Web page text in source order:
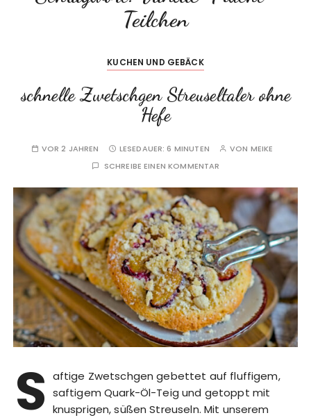
Teilchen
KUCHEN UND GEBÄCK
schnelle Zwetschgen Streuseltaler ohne
Hefe
VOR 2 JAHREN LESEDAUER:6 MINUTEN VON MEIKE
SCHREIBE EINEN KOMMENTAR
S aftige Zwetschgen gebettet auf fluffigem,
saftigem Quark-Öl-Teig und getoppt mit
knusprigen, süßen Streuseln. Mit unserem